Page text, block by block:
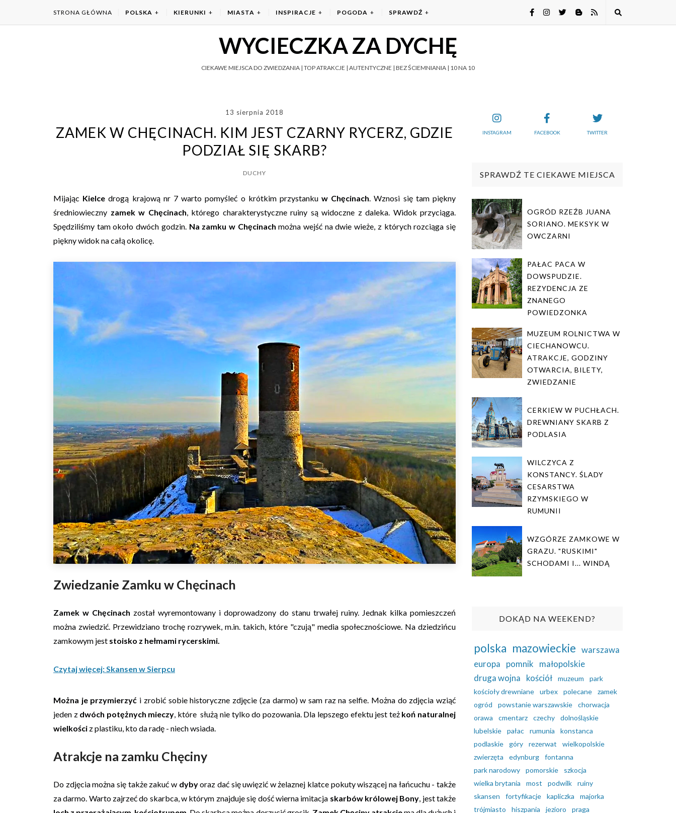
STRONA GŁÓWNA POLSKA KIERUNKI MIASTA INSPIRACJE POGODA SPRAWDŹ
WYCIECZKA ZA DYCHĘ
CIEKAWE MIEJSCA DO ZWIEDZANIA | TOP ATRAKCJE | AUTENTYCZNE | BEZ ŚCIEMNIANIA | 10 NA 10
13 sierpnia 2018
ZAMEK W CHĘCINACH. KIM JEST CZARNY RYCERZ, GDZIE
PODZIAŁ SIĘ SKARB?
DUCHY
Mijając Kielce drogą krajową nr 7 warto pomyśleć o krótkim przystankuw Chęcinach. Wznosi się tam piękny
średniowieczny zamek w Chęcinach, którego charakterystyczne ruiny są widoczne z daleka. Widok przyciąga.
Spędziliśmy tam około dwóch godzin. Na zamku w Chęcinach można wejść na dwie wieże, z których rozciąga się
piękny widok na całą okolicę.
Zwiedzanie Zamku w Chęcinach
Zamek w Chęcinach został wyremontowany i doprowadzony do stanu trwałej ruiny. Jednak kilka pomieszczeń
można zwiedzić. Przewidziano trochę rozrywek, m.in. takich, które "czują" media społecznościowe. Na dziedzińcu
zamkowym jest stoisko z hełmami rycerskimi.
Czytaj więcej: Skansen w Sierpcu
Można je przymierzyć i zrobić sobie historyczne zdjęcie (za darmo) w sam raz na selfie. Można do zdjęcia wziąć
jeden z dwóch potężnych mieczy, które służą nie tylko do pozowania. Dla lepszego efektu jest teżkoń naturalnej
wielkości z plastiku, kto da radę - niech wsiada.
Atrakcje na zamku Chęciny
Do zdjęcia można się także zakuć w dybyoraz dać się uwięzić w żelaznej klatce pokuty wiszącej na łańcuchu - także
za darmo. Warto zajrzeć do skarbca, w którym znajduje się dość wierna imitacja skarbów królowej Bony, jest także
INSTAGRAM FACEBOOK TWITTER
SPRAWDŹ TE CIEKAWE MIEJSCA
OGRÓD RZEŹB JUANA
SORIANO. MEKSYK W
OWCZARNI
PAŁAC PACA W
DOWSPUDZIE.
REZYDENCJA ZE
ZNANEGO
POWIEDZONKA
MUZEUM ROLNICTWA W
CIECHANOWCU.
ATRAKCJE, GODZINY
OTWARCIA, BILETY,
ZWIEDZANIE
CERKIEW W PUCHŁACH.
DREWNIANY SKARB Z
PODLASIA
WILCZYCA Z
KONSTANCY. ŚLADY
CESARSTWA
RZYMSKIEGO W
RUMUNII
WZGÓRZE ZAMKOWE W
GRAZU. "RUSKIMI"
SCHODAMI I... WINDĄ
DOKĄD NA WEEKEND?
polska mazowieckie warszawa
europa
pomnik
małopolskie
druga wojna
kościół muzeum
park
kościoły drewniane
urbex polecane
zamek
ogród
powstanie warszawskie
chorwacja
orawa
cmentarz czechy
dolnośląskie
lubelskie
pałac rumunia
konstanca
podlaskie
góry rezerwat
wielkopolskie
zwierzęta
edynburg
fontanna
park narodowy
pomorskie
szkocja
wielka brytania
most podwilk
ruiny
skansen
fortyfikacje kapliczka
majorka
trójmiasto
hiszpania jezioro
praga